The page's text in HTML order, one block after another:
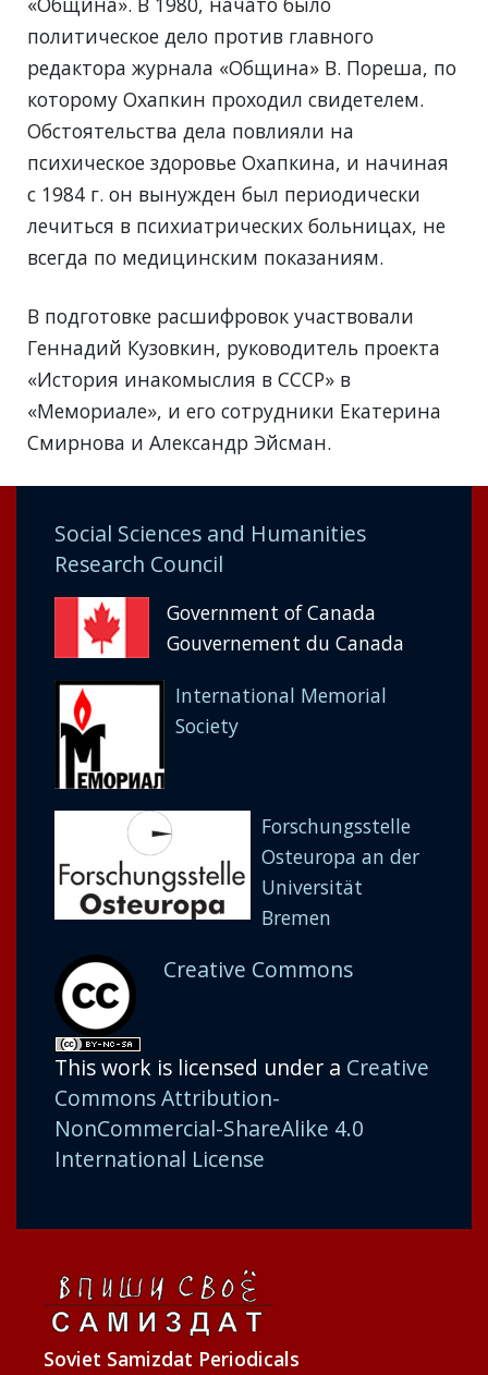
политическое дело против главного
редактора журнала «Община» В. Пореша, по
которому Охапкин проходил свидетелем.
Обстоятельства дела повлияли на
психическое здоровье Охапкина, и начиная
с 1984 г. он вынужден был периодически
лечиться в психиатрических больницах, не
всегда по медицинским показаниям.
В подготовке расшифровок участвовали
Геннадий Кузовкин, руководитель проекта
«История инакомыслия в СССР» в
«Мемориале», и его сотрудники Екатерина
Смирнова и Александр Эйсман.
Social Sciences and Humanities
Research Council
Government of Canada
Gouvernement du Canada
International Memorial
Society
Forschungsstelle
Osteuropa an der
Universität
Bremen
Creative Commons
This work is licensed under a Creative
Commons Attribution-
NonCommercial-ShareAlike 4.0
International License
Soviet Samizdat Periodicals